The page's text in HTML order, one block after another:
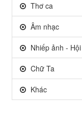
Thơ ca
Âm nhạc
Nhiếp ảnh -
Chữ Ta
Khác